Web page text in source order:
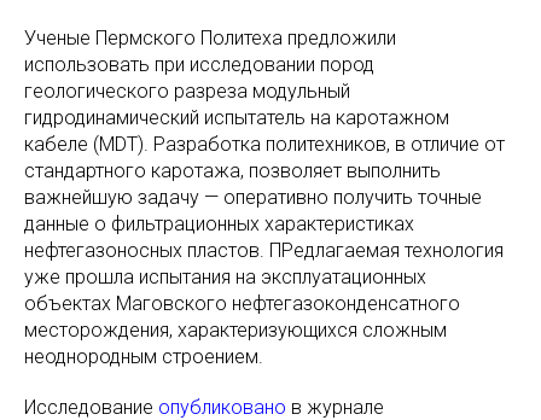
Ученые Пермского Политеха предложили
использовать при исследовании пород
геологического разреза модульный
гидродинамический испытатель на каротажном
кабеле (MDT). Разработка политехников, в отличие от
стандартного каротажа, позволяет выполнить
важнейшую задачу — оперативно получить точные
данные о фильтрационных характеристиках
нефтегазоносных пластов. ПРедлагаемая технология
уже прошла испытания на эксплуатационных
объектах Маговского нефтегазоконденсатного
месторождения, характеризующихся сложным
неоднородным строением.
Исследование опубликовано в журнале